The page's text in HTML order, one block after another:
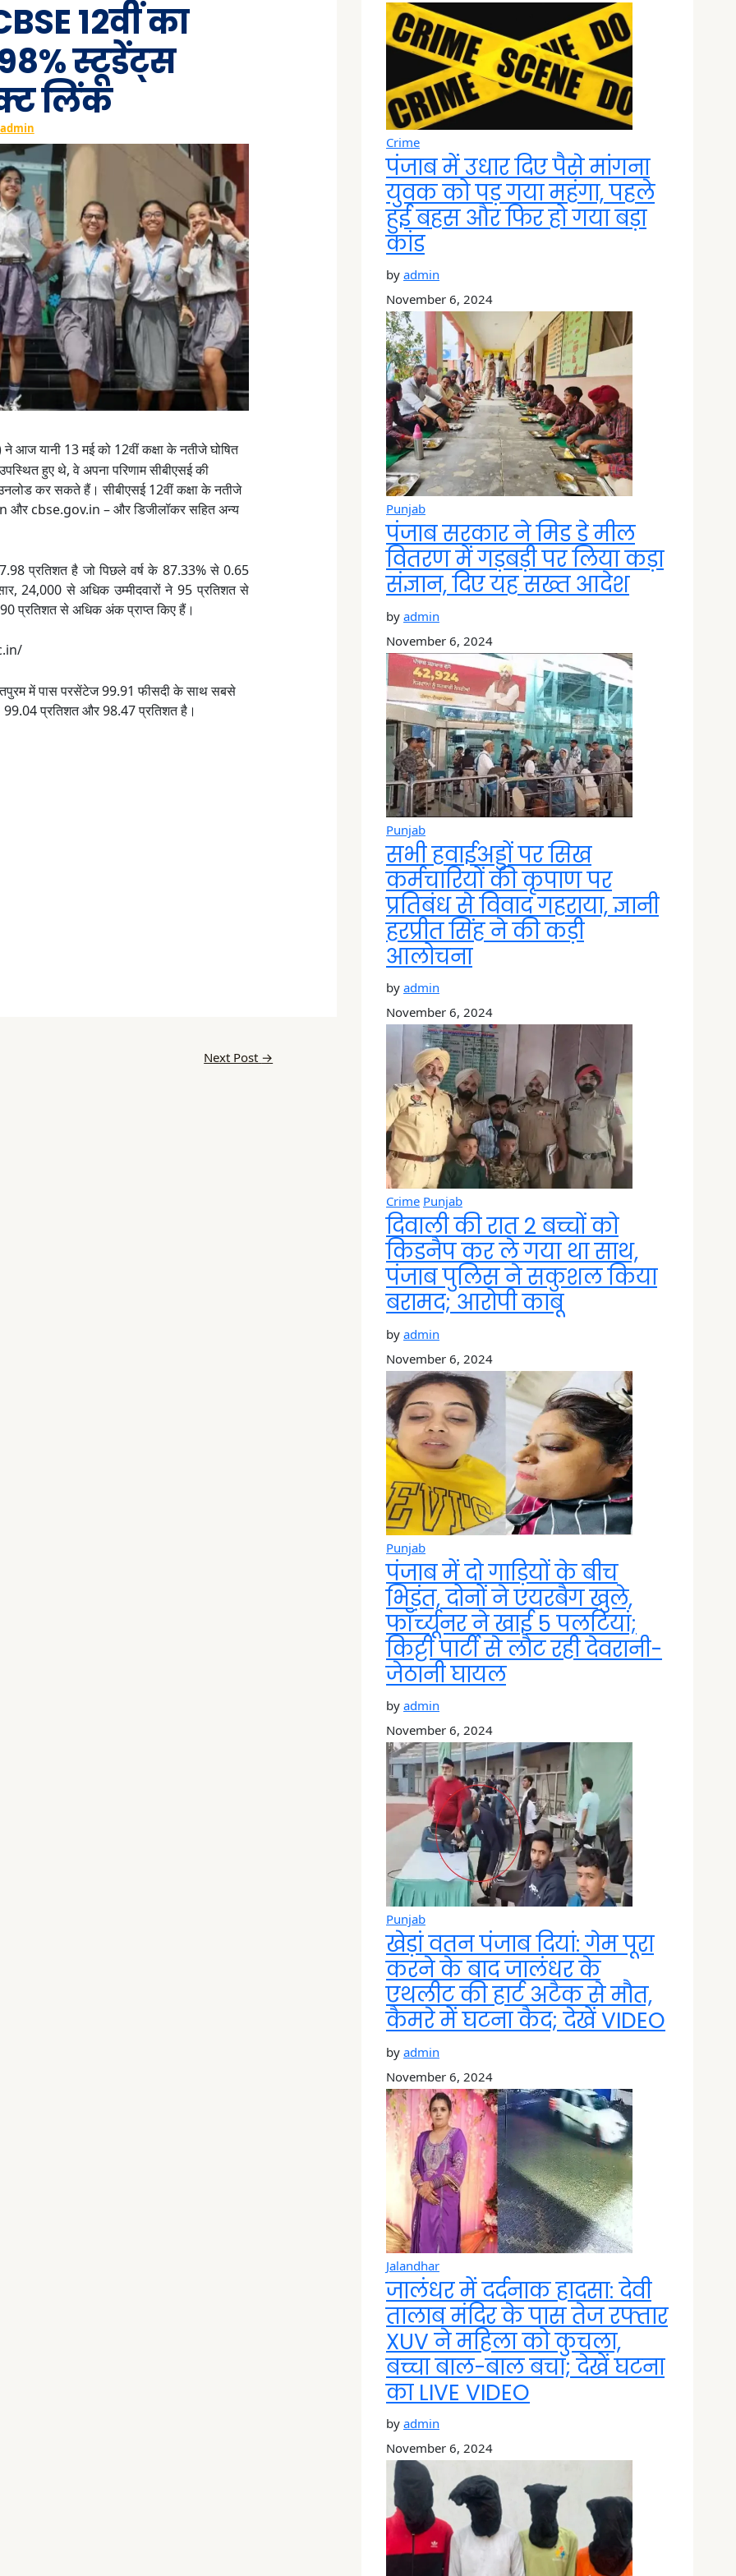
12वीं का
स्टूडेंट्स
लिंक
admin
ने आज यानी 13 मई को 12वीं कक्षा के नतीजे घोषित
हुए थे, वे अपना परिणाम सीबीएसई की
कर सकते हैं। सीबीएसई 12वीं कक्षा के नतीजे
और cbse.gov.in – और डिजीलॉकर सहित अन्य
प्रतिशत है जो पिछले वर्ष के 87.33% से 0.65
24,000 से अधिक उम्मीदवारों ने 95 प्रतिशत से
प्रतिशत से अधिक अंक प्राप्त किए हैं।
में पास परसेंटेज 99.91 फीसदी के साथ सबसे
प्रतिशत और 98.47 प्रतिशत है।
Next Post →
Crime
पंजाब में उधार दिए पैसे मांगना
युवक को पड़ गया महंगा, पहले
हुई बहस और फिर हो गया बड़ा
कांड
by admin
November 6, 2024
Punjab
पंजाब सरकार ने मिड डे मील
वितरण में गड़बड़ी पर लिया कड़ा
संज्ञान, दिए यह सख्त आदेश
by admin
November 6, 2024
Punjab
सभी हवाईअड्डों पर सिख
कर्मचारियों की कृपाण पर
प्रतिबंध से विवाद गहराया, ज्ञानी
हरप्रीत सिंह ने की कड़ी
आलोचना
by admin
November 6, 2024
Crime Punjab
दिवाली की रात 2 बच्चों को
किडनैप कर ले गया था साथ,
पंजाब पुलिस ने सकुशल किया
बरामद; आरोपी काबू
by admin
November 6, 2024
Punjab
पंजाब में दो गाड़ियों के बीच
भिड़ंत, दोनों ने एयरबैग खुले,
फॉर्च्यूनर ने खाई 5 पलटियां;
किट्टी पार्टी से लौट रही देवरानी-
जेठानी घायल
by admin
November 6, 2024
Punjab
खेड़ां वतन पंजाब दियां: गेम पूरा
करने के बाद जालंधर के
एथलीट की हार्ट अटैक से मौत,
कैमरे में घटना कैद; देखें VIDEO
by admin
November 6, 2024
Jalandhar
जालंधर में दर्दनाक हादसा: देवी
तालाब मंदिर के पास तेज रफ्तार
XUV ने महिला को कुचला,
बच्चा बाल-बाल बचा; देखें घटना
का LIVE VIDEO
by admin
November 6, 2024